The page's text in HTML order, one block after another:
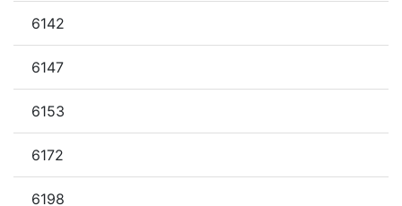
6142
6147
6153
6172
6198